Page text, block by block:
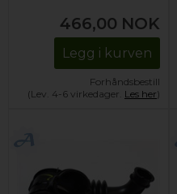
466,00 NOK
Legg i kurven
Forhåndsbestill
(Lev. 4-6 virkedager. Les her)